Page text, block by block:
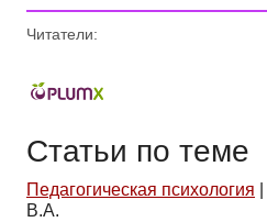
Читатели:
Статьи по теме
Педагогическая психология
В.А.